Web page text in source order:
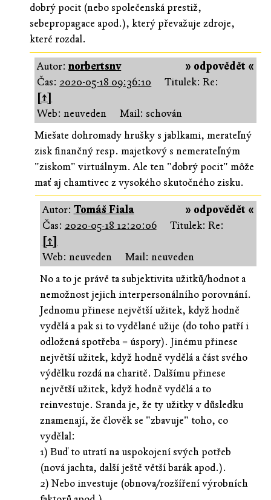
dobrý pocit (nebo společenská prestiž,
sebepropagace apod.), který převažuje zdroje,
které rozdal.
» odpovědět «
Autor:norbertsnv
Čas: 2020-05-18 09:36:10
Titulek: Re:
[↑]
Web: neuveden
Mail: schován
Miešate dohromady hrušky s jablkami, merateľný
zisk finančný resp. majetkový s nemerateľným
"ziskom" virtuálnym. Ale ten "dobrý pocit" môže
mať aj chamtivec z vysokého skutočného zisku.
» odpovědět «
Autor: Tomáš Fiala
Čas: 2020-05-18 12:20:06
Titulek: Re:
[↑]
Web: neuveden
Mail: neuveden
No a to je právě ta subjektivita užitků/hodnot a
nemožnost jejich interpersonálního porovnání.
Jednomu přinese největší užitek, když hodně
vydělá a pak si to vydělané užije (do toho patří i
odložená spotřeba = úspory). Jinému přinese
největší užitek, když hodně vydělá a část svého
výdělku rozdá na charitě. Dalšímu přinese
největší užitek, když hodně vydělá a to
reinvestuje. Sranda je, že ty užitky v důsledku
znamenají, že člověk se "zbavuje" toho, co
vydělal:
1) Buď to utratí na uspokojení svých potřeb
(nová jachta, další ještě větší barák apod.).
2) Nebo investuje (obnova/rozšíření výrobních